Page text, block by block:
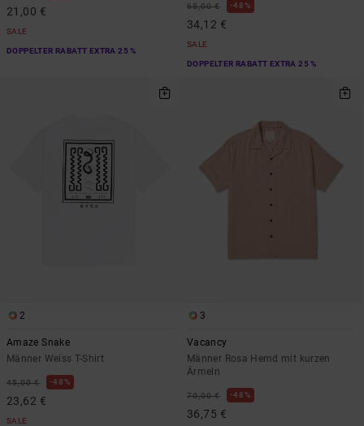
21,00 €
SALE
DOPPELTER RABATT EXTRA 25 %
65,00 € 48%
34,12 €
SALE
DOPPELTER RABATT EXTRA 25 %
2
Amaze Snake
Männer Weiss T-Shirt
45,00 € 48%
23,62 €
SALE
3
Vacancy
Männer Rosa Hemd mit kurzen
Ärmeln
70,00 € 48%
36,75 €